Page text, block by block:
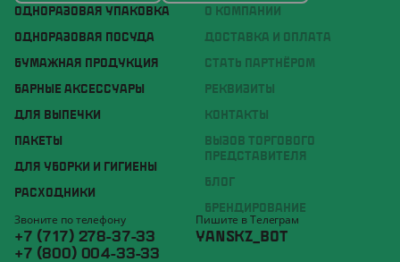
ОДНОРАЗОВАЯ УПАКОВКА
ОДНОРАЗОВАЯ ПОСУДА
БУМАЖНАЯ ПРОДУКЦИЯ
БАРНЫЕ АКСЕССУАРЫ
ДЛЯ ВЫПЕЧКИ
ПАКЕТЫ
ДЛЯ УБОРКИ И ГИГИЕНЫ
РАСХОДНИКИ
О КОМПАНИИ
ДОСТАВКА И ОПЛАТА
СТАТЬ ПАРТНЁРОМ
РЕКВИЗИТЫ
КОНТАКТЫ
ВЫЗОВ ТОРГОВОГО
ПРЕДСТАВИТЕЛЯ
БЛОГ
БРЕНДИРОВАНИЕ
Звоните по телефону
+7 (717) 278-37-33
+7 (800) 004-33-33
Пишите в Телеграм
YANSKZ_BOT